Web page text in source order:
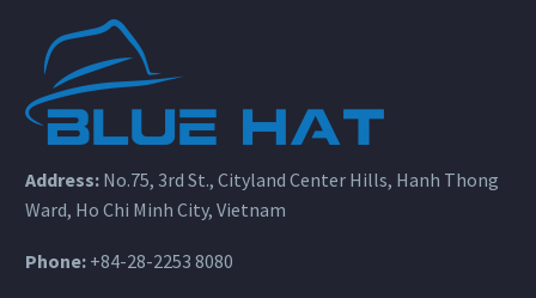
Address: No.75, 3rd St., Cityland Center Hills, Hanh Thong
Ward, Ho Chi Minh City, Vietnam
Phone: +84-28-2253 8080